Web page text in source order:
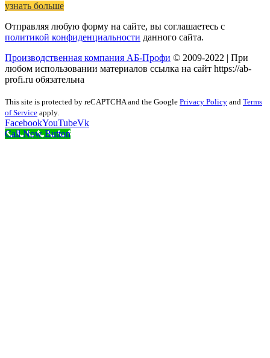
узнать больше
Отправляя любую форму на сайте, вы соглашаетесь с
политикой конфиденциальности данного сайта.
Производственная компания АБ-Профи © 2009-2022 | При
любом использовании материалов ссылка на сайт https://ab-
profi.ru обязательна
This site is protected by reCAPTCHA and the Google Privacy Policy and Terms
of Service apply.
FacebookYouTubeVk
Call Now Button